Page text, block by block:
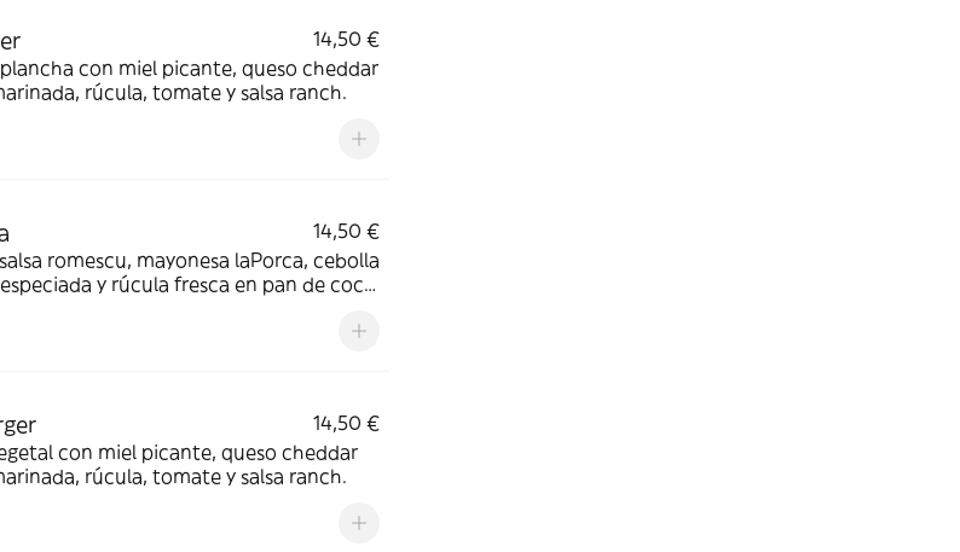
14,50 €
con miel picante, queso cheddar
rúcula, tomate y salsa ranch.
14,50 €
romescu, mayonesa laPorca, cebolla
y rúcula fresca en pan de coca
14,50 €
con miel picante, queso cheddar
rúcula, tomate y salsa ranch.